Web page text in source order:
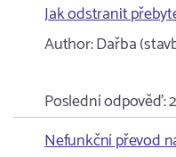
Jak odstranit
Author:Dařba
Poslední odpověď:
Nefunkční převod